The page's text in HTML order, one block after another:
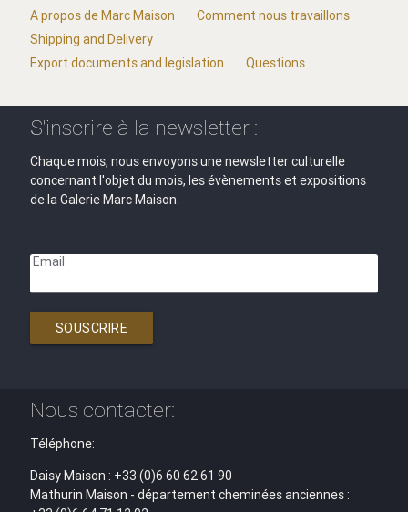
A propos de Marc Maison
Comment nous travaillons
Shipping and Delivery
Export documents and legislation
Questions
S'inscrire à la newsletter :
Chaque mois, nous envoyons une newsletter culturelle
concernant l'objet du mois, les évènements et expositions
de la Galerie Marc Maison.
Email
SOUSCRIRE
Nous contacter:
Téléphone:
Daisy Maison : +33 (0)6 60 62 61 90
Mathurin Maison - département cheminées anciennes :